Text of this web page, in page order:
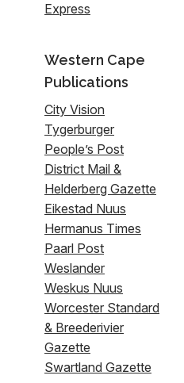
Express
Western Cape
Publications
City Vision
Tygerburger
People’s Post
District Mail &
Helderberg Gazette
Eikestad Nuus
Hermanus Times
Paarl Post
Weslander
Weskus Nuus
Worcester Standard
& Breederivier
Gazette
Swartland Gazette